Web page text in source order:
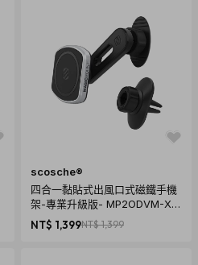
scosche®
四合一黏貼式出風口式磁鐵手機
架-專業升級版- MP2ODVM-XT
SP
NT$ 1,399NT$ 1,399